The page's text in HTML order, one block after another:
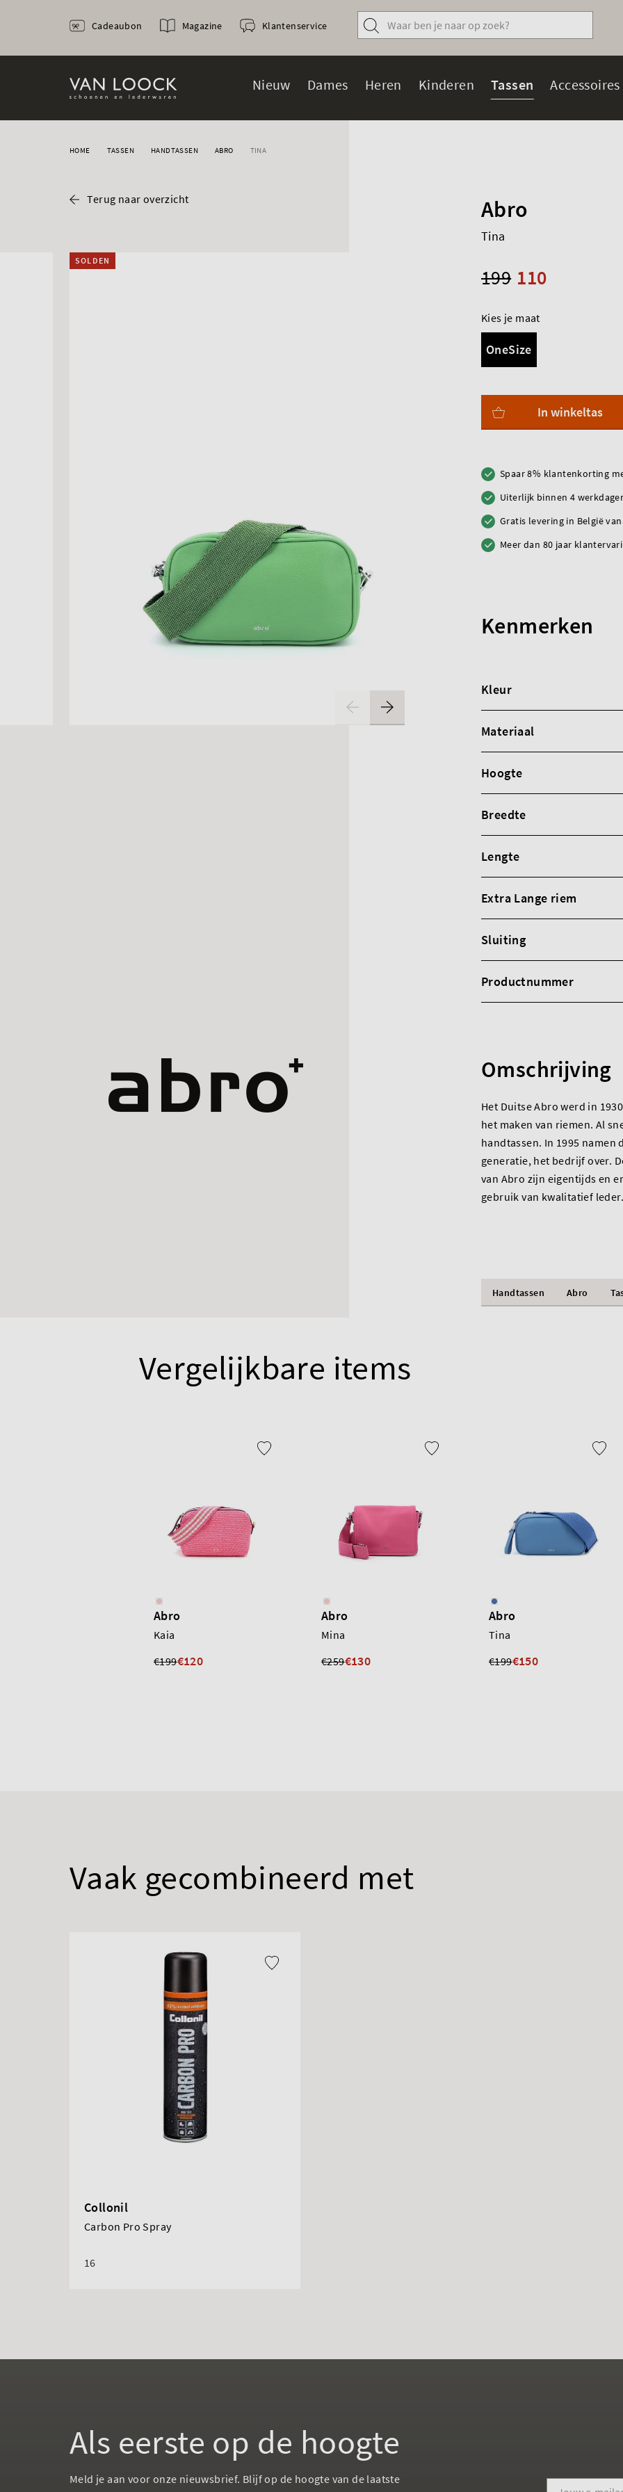
Nieuw Dames Heren Kinderen Tassen Accessoires
Cadeaubon Magazine Klantenservice
HOME TASSEN HANDTASSEN ABRO TINA
Terug naar overzicht
SOLDEN
Abro
Tina
110
199
Kies je maat
OneSize
In winkeltas
Spaar 8% klantenkorting
Uiterlijk binnen 4
Gratis levering in België
Meer dan 80 jaar
Kenmerken
Kleur
Materiaal
Hoogte
Breedte
Lengte
Extra Lange riem
Sluiting
Productnummer
Omschrijving
Het Duitse Abro werd in
het maken van riemen. Al
handtassen. In 1995
generatie, het bedrijf over.
van Abro zijn eigentijds en
gebruik van kwalitatief leder.
Handtassen Abro
Vergelijkbare items
Abro
Kaia
€199€120
Abro
Mina
€259€130
Abro
Tina
€199€150
Vaak gecombineerd met
Collonil
Carbon Pro Spray
16
Als eerste op de hoogte
Meld je aan voor onze nieuwsbrief. Blijf op de hoogte van de laatste